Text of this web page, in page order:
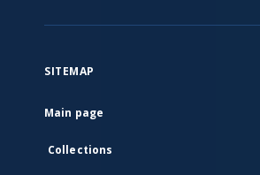
SITEMAP
Main page
Collections